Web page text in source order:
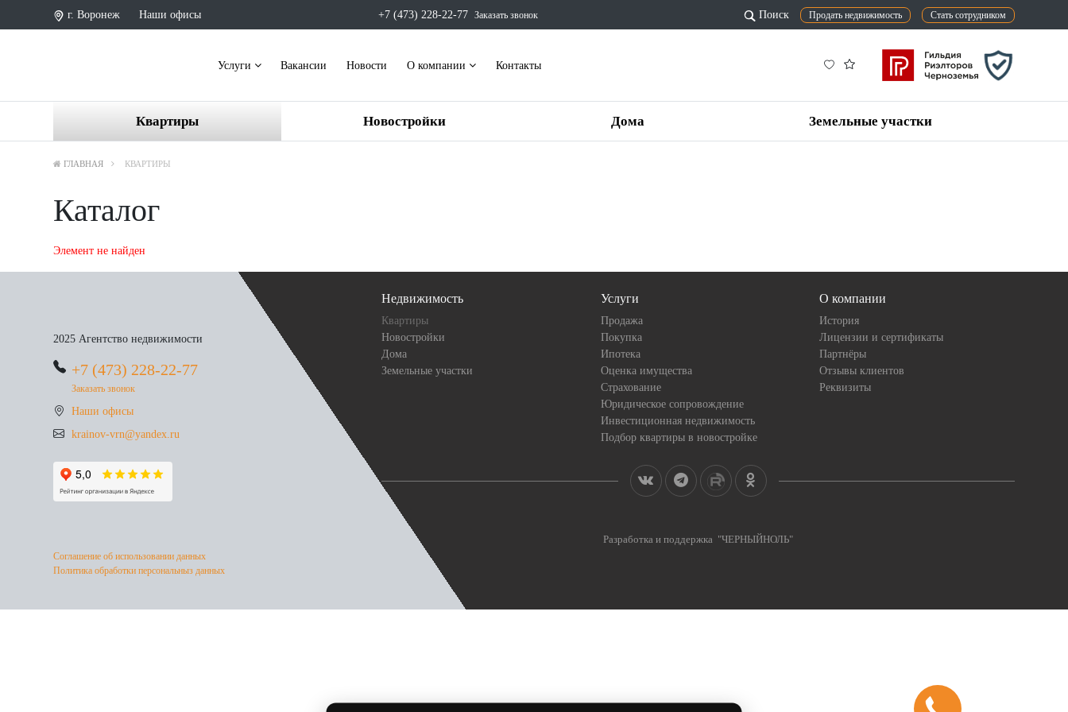
г. Воронеж Наши офисы +7 (473) 228-22-77 Заказать звонок Поиск Продать недвижимость Стать сотрудником
Услуги Вакансии Новости О компании Контакты
Квартиры Новостройки Дома Земельные участки
ГЛАВНАЯ КВАРТИРЫ
Каталог
Элемент не найден
2025 Агентство недвижимости
+7 (473) 228-22-77
Заказать звонок
Наши офисы
krainov-vrn@yandex.ru
Соглашение об использовании данных
Политика обработки персональныз данных
Недвижимость
Квартиры
Новостройки
Дома
Земельные участки
Услуги
Продажа
Покупка
Ипотека
Оценка имущества
Страхование
Юридическое сопровождение
Инвестиционная недвижимость
Подбор квартиры в новостройке
О компании
История
Лицензии и сертификаты
Партнёры
Отзывы клиентов
Реквизиты
Разработка и поддержка "ЧЕРНЫЙНОЛЬ"